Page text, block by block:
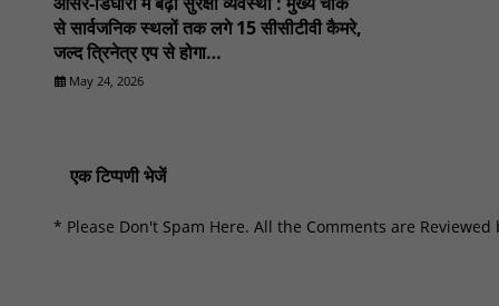
से सार्वजनिक स्थलों तक लगे 15 सीसीटीवी कैमरे,
जल्द त्रिनेत्र एप से होगा
कनेक्ट.............NN81
May 24, 2026
एक टिप्पणी भेजें
* Please Don't Spam Here. All the Comments are Reviewed